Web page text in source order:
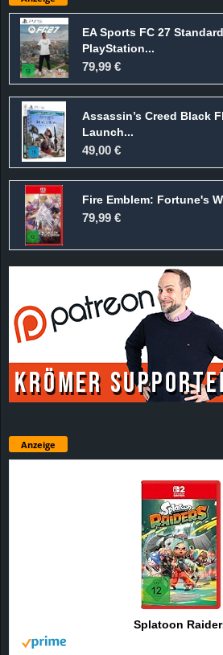
EA Sports FC 27
PlayStation...
79,99 €
Assassin’s Creed Black
Launch...
49,00 €
Fire Emblem: Fortune's
79,99 €
Anzeige
Splatoon